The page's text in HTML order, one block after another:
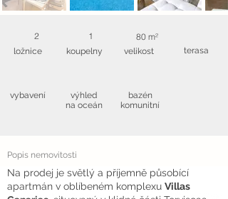
2
ložnice
1
koupelny
80 m²
velikost
vybavení
výhled
na oceán
bazén
komunitní
terasa
Popis nemovitosti
Na prodej je světlý a příjemně působící
apartmán v oblíbeném komplexu Villas